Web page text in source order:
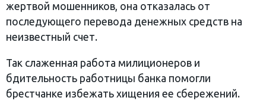
жертвой мошенников, она отказалась от
последующего перевода денежных средств на
неизвестный счет.
Так слаженная работа милиционеров и
бдительность работницы банка помогли
брестчанке избежать хищения ее сбережений.